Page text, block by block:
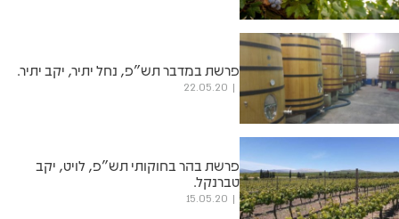
פרשת במדבר תש"פ, נחל יתיר, יקב יתיר.
22.05.20
פרשת בהר בחוקותי תש"פ, לויט, יקב
טברנקל.
15.05.20